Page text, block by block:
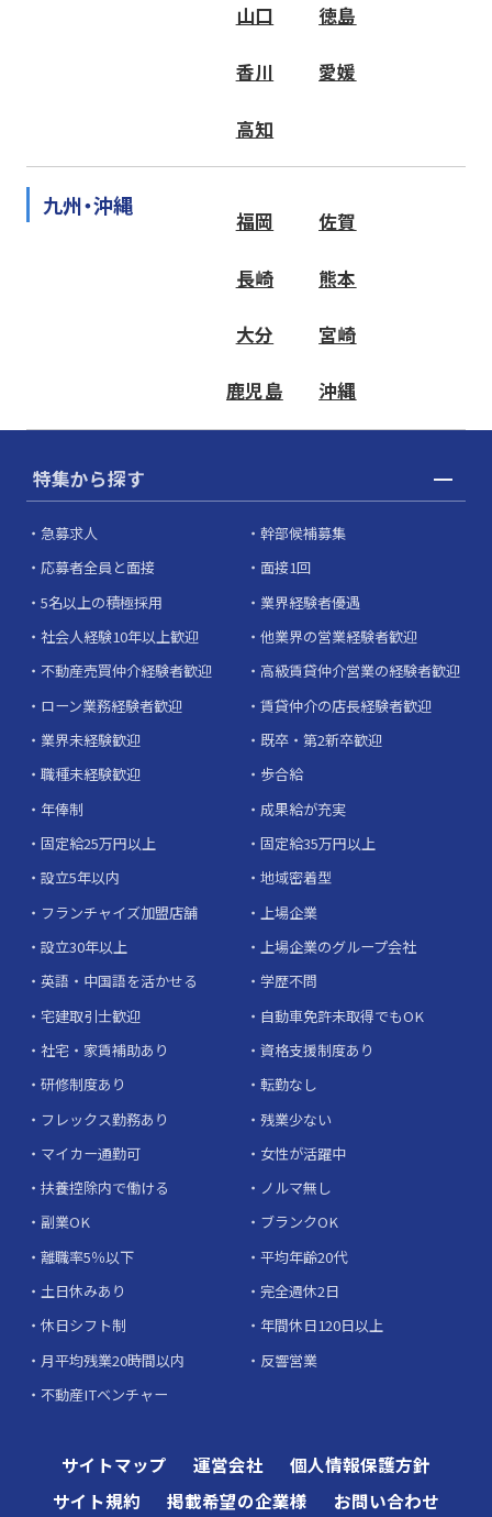
山口 徳島
香川 愛媛
高知
九州・沖縄
福岡 佐賀
長崎 熊本
大分 宮崎
鹿児島 沖縄
特集から探す
急募求人
幹部候補募集
応募者全員と面接
面接1回
5名以上の積極採用
業界経験者優遇
社会人経験10年以上歓迎
他業界の営業経験者歓迎
不動産売買仲介経験者歓迎
高級賃貸仲介営業の経験者歓迎
ローン業務経験者歓迎
賃貸仲介の店長経験者歓迎
業界未経験歓迎
既卒・第2新卒歓迎
職種未経験歓迎
歩合給
年俸制
成果給が充実
固定給25万円以上
固定給35万円以上
設立5年以内
地域密着型
フランチャイズ加盟店舗
上場企業
設立30年以上
上場企業のグループ会社
英語・中国語を活かせる
学歴不問
宅建取引士歓迎
自動車免許未取得でもOK
社宅・家賃補助あり
資格支援制度あり
研修制度あり
転勤なし
フレックス勤務あり
残業少ない
マイカー通勤可
女性が活躍中
扶養控除内で働ける
ノルマ無し
副業OK
ブランクOK
離職率5％以下
平均年齢20代
土日休みあり
完全週休2日
休日シフト制
年間休日120日以上
月平均残業20時間以内
反響営業
不動産ITベンチャー
サイトマップ 運営会社
個人情報保護方針
サイト規約
掲載希望の企業様 お問い合わせ